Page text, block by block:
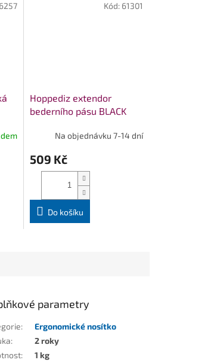
Hoppediz extendor
bederního pásu BLACK
Na objednávku 7-14 dní
509 Kč
Do košíku
Kód: 61301
parametry
:
Ergonomické nosítko
:
2 roky
:
1 kg